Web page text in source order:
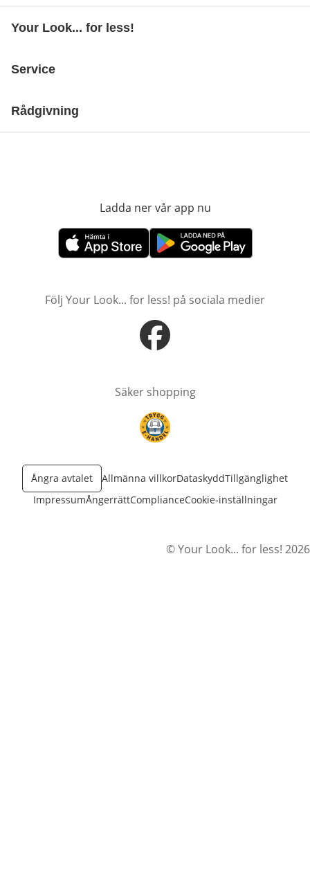
Your Look... for less!
Service
Rådgivning
Ladda ner vår app nu
öppnas i nytt fönsteröppnas i nytt fönster
Följ Your Look... for less! på sociala medier
öppnas i nytt fönster
Säker shopping
öppnas i nytt fönster
Ångra avtalet Allmänna villkorDataskyddTillgänglighet
ImpressumÅngerrättComplianceCookie-inställningar
© Your Look... for less! 2026